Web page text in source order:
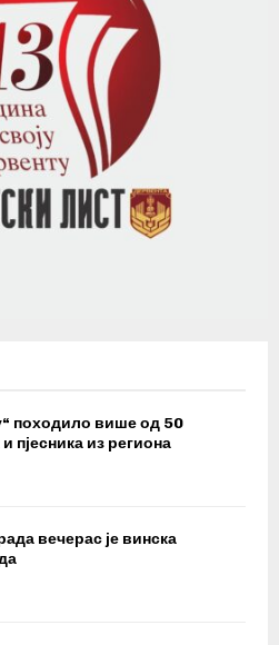
походило више од 50
пјесника из региона
вечерас је винска